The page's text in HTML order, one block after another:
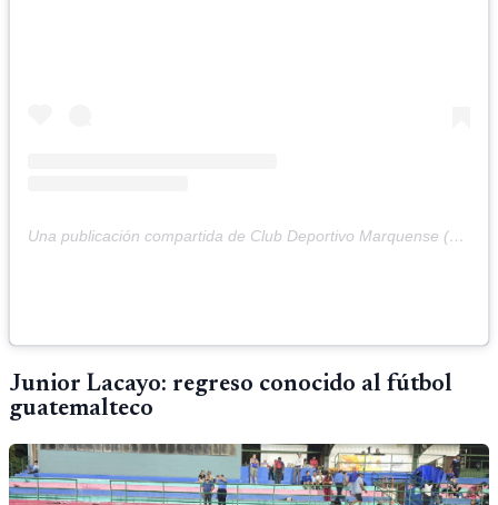
Una publicación compartida de Club Deportivo Marquense (@cdmarquense)
Junior Lacayo: regreso conocido al fútbol
guatemalteco